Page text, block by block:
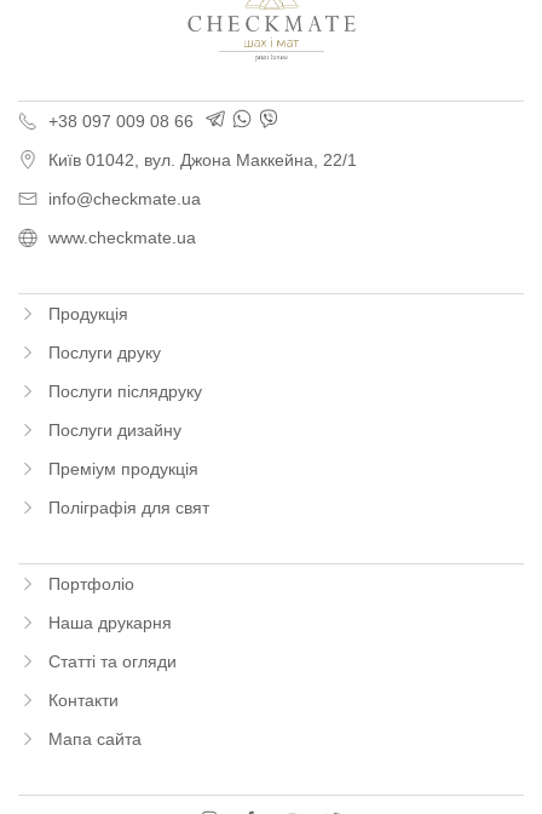
+38 097 009 08 66
Київ 01042, вул. Джона Маккейна, 22/1
info@checkmate.ua
www.checkmate.ua
Продукція
Послуги друку
Послуги післядруку
Послуги дизайну
Преміум продукція
Поліграфія для свят
Портфоліо
Наша друкарня
Статті та огляди
Контакти
Мапа сайта